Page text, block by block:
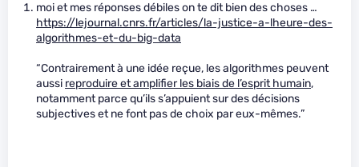
moi et mes réponses débiles on te dit bien des choses …
https://lejournal.cnrs.fr/articles/la-justice-a-lheure-des-
algorithmes-et-du-big-data
“Contrairement à une idée reçue, les algorithmes peuvent
aussi reproduire et amplifier les biais de l’esprit humain,
notamment parce qu’ils s’appuient sur des décisions
subjectives et ne font pas de choix par eux-mêmes.”